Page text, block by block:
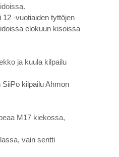
12 -vuotiaiden tyttöjen
elokuun kisoissa
ja kuula kilpailu
kilpailu Ahmon
M17 kiekossa,
vain sentti